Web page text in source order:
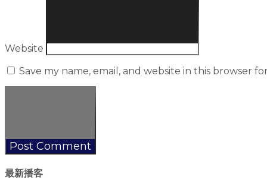
Website
Save my name, email, and website in this browser
最新播客